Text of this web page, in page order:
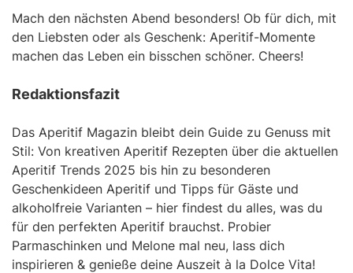
Mach den nächsten Abend besonders! Ob für dich, mit
den Liebsten oder als Geschenk: Aperitif-Momente
machen das Leben ein bisschen schöner. Cheers!
Redaktionsfazit
Das Aperitif Magazin bleibt dein Guide zu Genuss mit
Stil: Von kreativen Aperitif Rezepten über die aktuellen
Aperitif Trends 2025 bis hin zu besonderen
Geschenkideen Aperitif und Tipps für Gäste und
alkoholfreie Varianten – hier findest du alles, was du
für den perfekten Aperitif brauchst. Probier
Parmaschinken und Melone mal neu, lass dich
inspirieren & genieße deine Auszeit à la Dolce Vita!